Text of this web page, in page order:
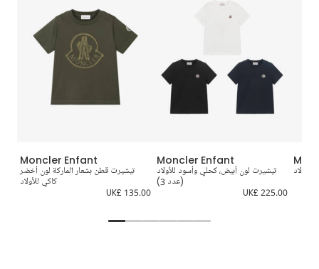
Moncler Enfant
تيشيرت قطن بشعار الماركة لون أخضر
كاكي للأولاد
UK£ 135.00
Moncler Enfant
تيشيرت لون أبيض، كحلي وأسود للأولاد
(عدد 3)
UK£ 225.00